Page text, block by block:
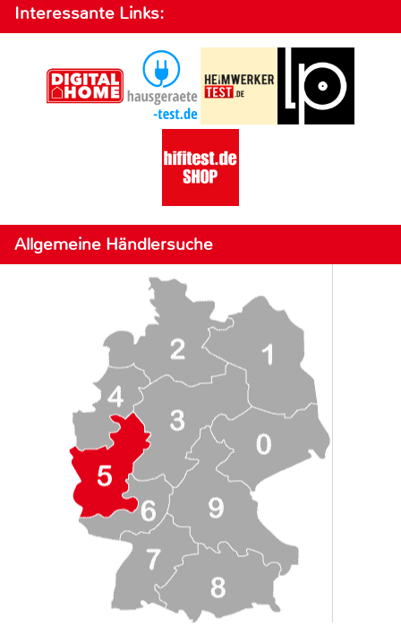
Interessante Links:
Allgemeine Händlersuche